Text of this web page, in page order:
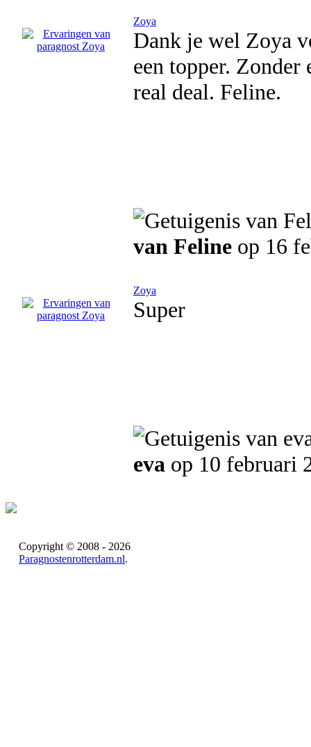
Zoya
Dank je wel Zoya
een topper.
real deal. Feline.
van Feline op 16
Zoya
Super
eva op 10 februari
Copyright © 2008 - 2026
Paragnostenrotterdam.nl.